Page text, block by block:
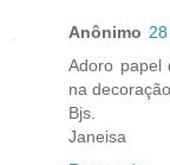
Anônimo
Adoro papel
na
Bjs.
Janeisa